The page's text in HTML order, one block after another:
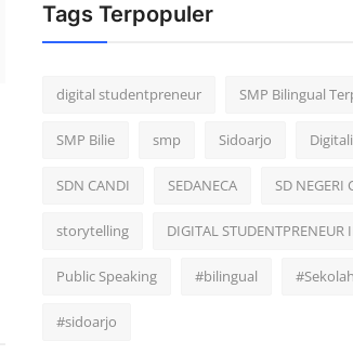
Tags Terpopuler
digital studentpreneur SMP Bilingual
SMP Bilie smp Sidoarjo
SDN CANDI SEDANECA SD NEGERI
storytelling DIGITAL STUDENTPRENEUR
Public Speaking #bilingual
#sidoarjo